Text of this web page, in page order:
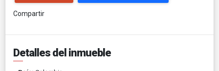
Compartir
Detalles del inmueble